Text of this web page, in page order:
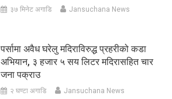
३७ मिनेट अगाडि Jansuchana News
पर्सामा अवैध घरेलु मदिराविरुद्ध प्रहरीको कडा
अभियान, ३ हजार ५ सय लिटर मदिरासहित चार
जना पक्राउ
२ घण्टा अगाडि Jansuchana News